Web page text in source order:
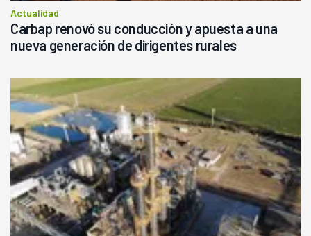
Actualidad
Carbap renovó su conducción y apuesta a una
nueva generación de dirigentes rurales